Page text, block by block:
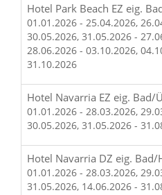
Hotel Park Beach EZ eig.
01.01.2026 - 25.04.2026,
30.05.2026, 31.05.2026 -
28.06.2026 - 03.10.2026,
31.10.2026
Hotel Navarria EZ eig. Bad/
01.01.2026 - 28.03.2026,
30.05.2026, 31.05.2026 -
Hotel Navarria DZ eig. Bad/
01.01.2026 - 28.03.2026,
31.05.2026, 14.06.2026 -